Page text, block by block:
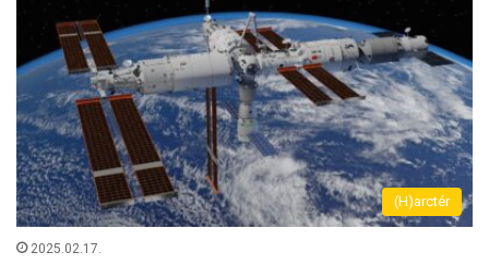
(H)arctér
2025.02.17.